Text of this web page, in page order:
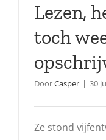
Lezen,
toch
DoorCasper | 30
Ze stond